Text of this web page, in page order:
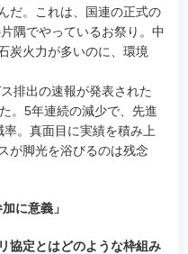
だ。これは、国連の正式の
隅でやっているお祭り。中
炭火力が多いのに、環境
排出の速報が発表された
。5年連続の減少で、先進
。真面目に実績を積み上
が脚光を浴びるのは残念
に意義」
定とはどのような枠組み